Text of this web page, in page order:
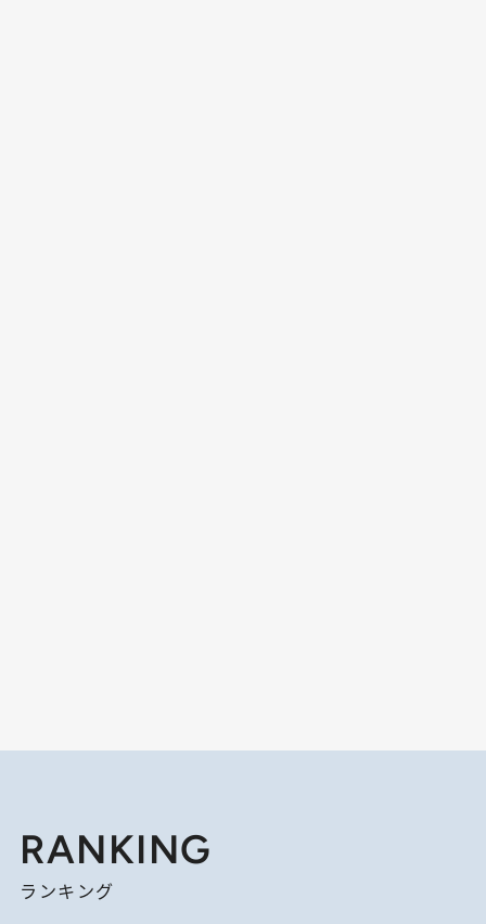
RANKING
ランキング